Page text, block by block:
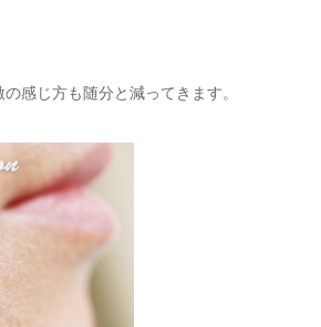
感じ方も随分と減ってきます。